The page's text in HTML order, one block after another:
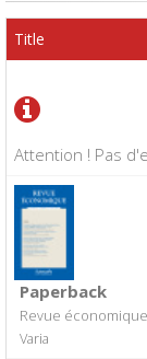
Attention ! Pas
Title
Paperback
Revue
Varia